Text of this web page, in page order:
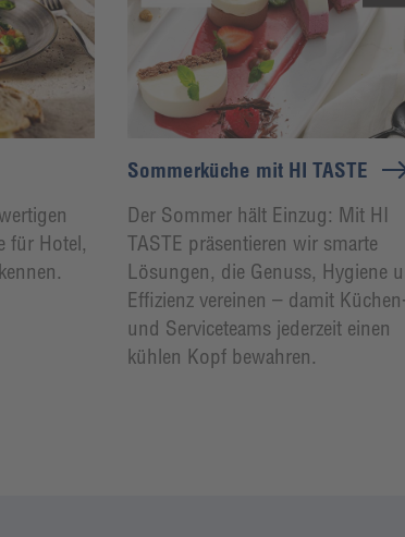
für Hotel,
Sommerküche mit HI TASTE
Der Sommer hält Einzug: Mit HI
TASTE präsentieren wir smarte
Lösungen, die Genuss, Hygiene
Effizienz vereinen – damit
und Serviceteams jederzeit einen
kühlen Kopf bewahren.